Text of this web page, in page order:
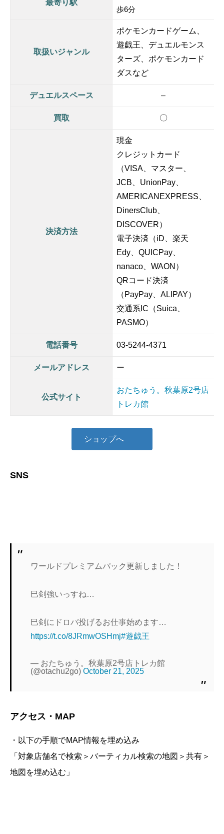
最寄り駅
歩6分
取扱いジャンル
ポケモンカードゲーム、
遊戯王、デュエルモンス
ターズ、ポケモンカード
ダスなど
デュエルスペース –
買取 〇
決済方法
現金
クレジットカード
（VISA、マスター、
JCB、UnionPay、
AMERICANEXPRESS、
DinersClub、
DISCOVER）
電子決済（iD、楽天
Edy、QUICPay、
nanaco、WAON）
QRコード決済
（PayPay、ALIPAY）
交通系IC（Suica、
PASMO）
電話番号 03-5244-4371
メールアドレス ー
公式サイト
おたちゅう。秋葉原2号店
トレカ館
ショップへ
SNS
ワールドプレミアムパック更新しました！
巳剣強いっすね…
巳剣にドロバ投げるお仕事始めます…
https://t.co/8JRmwOSHmj#遊戯王
— おたちゅう。秋葉原2号店トレカ館
(@otachu2go)October 21, 2025
アクセス・MAP
・以下の手順でMAP情報を埋め込み
「対象店舗名で検索＞バーティカル検索の地図＞共有＞
地図を埋め込む」